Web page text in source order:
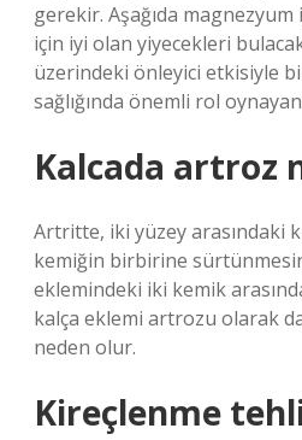
gerekir. Aşağıda
için iyi olan yiyecekleri
üzerindeki önleyici etkisiyle
sağlığında önemli rol
Kalcada artroz
Artritte, iki yüzey arasındaki
kemiğin birbirine
eklemindeki iki kemik
kalça eklemi artrozu olarak
neden olur.
Kireçlenme